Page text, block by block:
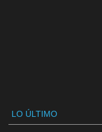
LO ÚLTIMO